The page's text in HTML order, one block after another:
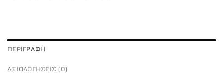
ΠΕΡΙΓΡΑΦΉ
ΑΞΙΟΛΟΓΉΣΕΙΣ (0)